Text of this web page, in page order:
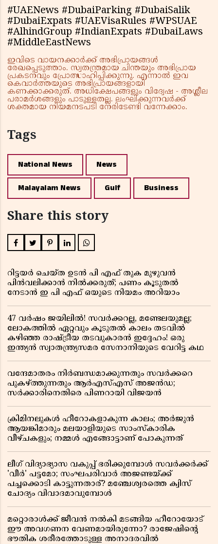
#UAENews #DubaiParking #DubaiSalik
#DubaiExpats #UAEVisaRules #WPSUAE
#AlhindGroup #IndianExpats #DubaiLaws
#MiddleEastNews
ഇവിടെ വായനക്കാർക്ക് അഭിപ്രായങ്ങൾ
രേഖപ്പെടുത്താം. സ്വതന്ത്രമായ ചിന്തയും അഭിപ്രായ
പ്രകടനവും പ്രോത്സാഹിപ്പിക്കുന്നു. എന്നാൽ ഇവ
കെവാർത്തയുടെ അഭിപ്രായങ്ങളായി
കണക്കാക്കരുത്. അധിക്ഷേപങ്ങളും വിദ്വേഷ - അശ്ലീല
പരാമർശങ്ങളും പാടുള്ളതല്ല. ലംഘിക്കുന്നവർക്ക്
ശക്തമായ നിയമനടപടി നേരിടേണ്ടി വന്നേക്കാം.
Tags
National News News
Malayalam News Gulf Business
Share this story
റിട്ടയർ ചെയ്ത ഉടൻ പി എഫ് തുക മുഴുവൻ
പിൻവലിക്കാൻ നിൽക്കരുത്; പണം കൂടുതൽ
നേടാൻ ഇ പി എഫ് ഒയുടെ നിയമം അറിയാം
47 വർഷം ജയിലിൽ! സവർക്കറല്ല, മണ്ടേലയുമല്ല;
ലോകത്തിൽ ഏറ്റവും കൂടുതൽ കാലം തടവിൽ
കഴിഞ്ഞ രാഷ്ട്രീയ തടവുകാരൻ ഇദ്ദേഹം! ഒരു
ഇന്ത്യൻ സ്വാതന്ത്ര്യസമര സേനാനിയുടെ വേറിട്ട കഥ
വന്ദേമാതരം നിർബന്ധമാക്കുന്നതും സവർക്കറെ
പുകഴ്ത്തുന്നതും ആർഎസ്എസ് അജൻഡ;
സർക്കാരിനെതിരെ പിണറായി വിജയൻ
ക്രിമിനലുകൾ ഹീറോകളാകുന്ന കാലം; അർജുൻ
ആയങ്കിമാരും മലയാളിയുടെ സാംസ്കാരിക
വീഴ്ചകളും; നമ്മൾ എങ്ങോട്ടാണ് പോകുന്നത്
ലീഗ് വിദ്യാഭ്യാസ വകുപ്പ് ഭരിക്കുമ്പോൾ സവർക്കർക്ക്
'വീർ' പട്ടമോ; സംഘപരിവാർ അജണ്ടയ്ക്ക്
പച്ചക്കൊടി കാട്ടുന്നതാര്? മഞ്ചേശ്വരത്തെ ക്വിസ്
ചോദ്യം വിവാദമാവുമ്പോൾ
മറ്റൊരാൾക്ക് ജീവൻ നൽകി മടങ്ങിയ ഹീറോയോട്
ഈ അവഗണന വേണമായിരുന്നോ? രാജേഷിൻ്റെ
ഭൗതിക ശരീരത്തോടുള്ള അനാദരവിൽ